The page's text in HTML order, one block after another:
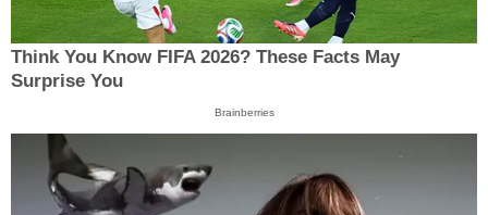
Think You Know FIFA 2026? These Facts May
Surprise You
Brainberries